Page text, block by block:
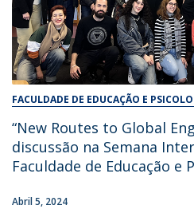
FACULDADE DE EDUCAÇÃO E
“New Routes to Global
discussão na Semana
Faculdade de Educação e
Abril 5, 2024